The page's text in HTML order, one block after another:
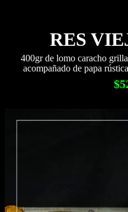
RES
400gr de lomo caracho
acompañado de papa